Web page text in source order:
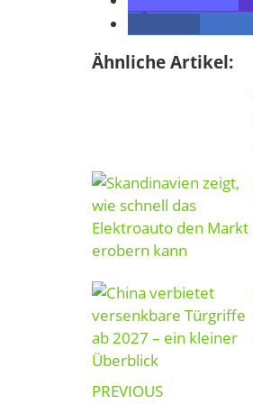
Ähnliche Artikel:
Post
PREVIOUS